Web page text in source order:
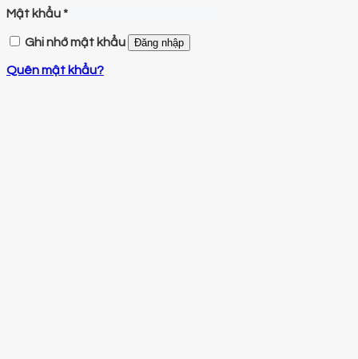
Mật khẩu*
Ghi nhớ mật khẩu Đăng nhập
Quên mật khẩu?